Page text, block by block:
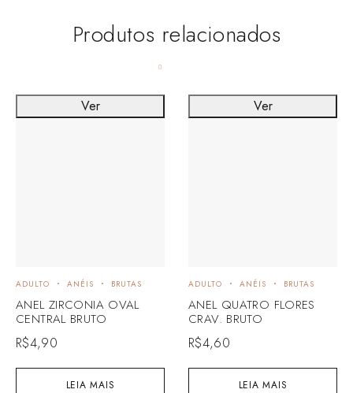
Produtos relacionados
LEIA MAIS
ADULTO ANÉIS BRUTAS
ANEL ZIRCONIA OVAL
CENTRAL BRUTO
R$4,90
Ver
LEIA MAIS
ADULTO ANÉIS BRUTAS
ANEL QUATRO FLORES
CRAV. BRUTO
R$4,60
Ver